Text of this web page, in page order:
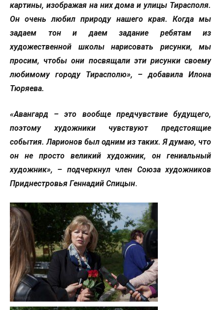
картины, изображая на них дома и улицы Тирасполя.
Он очень любил природу нашего края. Когда мы
задаем тон и даем задание ребятам из
художественной школы нарисовать рисунки, мы
просим, чтобы они посвящали эти рисунки своему
любимому городу Тирасполю», – добавила Илона
Тюряева.
«Авангард – это вообще предчувствие будущего,
поэтому художники чувствуют предстоящие
события. Ларионов был одним из таких. Я думаю, что
он не просто великий художник, он гениальный
художник», – подчеркнул член Союза художников
Приднестровья Геннадий Спицын.